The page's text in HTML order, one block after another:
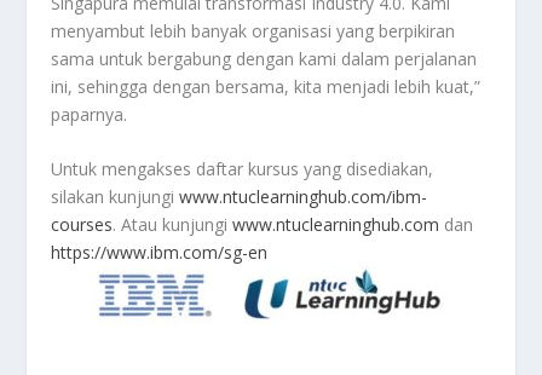
menyambut lebih banyak organisasi yang berpikiran
sama untuk bergabung dengan kami dalam perjalanan
ini, sehingga dengan bersama, kita menjadi lebih kuat,”
paparnya.
Untuk mengakses daftar kursus yang disediakan,
silakan kunjungiwww.ntuclearninghub.com/ibm-
courses. Atau kunjungiwww.ntuclearninghub.com dan
https://www.ibm.com/sg-en